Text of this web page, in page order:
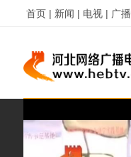
首页 | 新闻 | 电视 | 广